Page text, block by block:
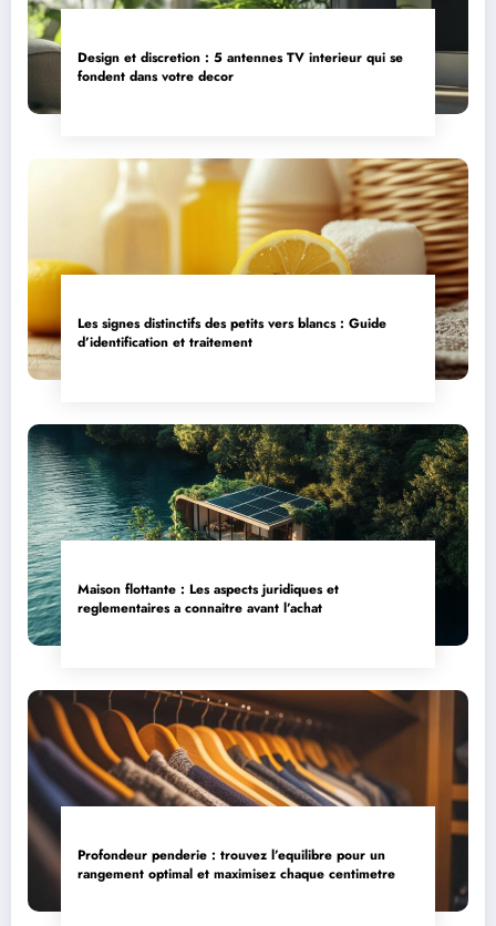
Design et discretion : 5 antennes TV interieur qui se
fondent dans votre decor
Les signes distinctifs des petits vers blancs : Guide
d’identification et traitement
Maison flottante : Les aspects juridiques et
reglementaires a connaitre avant l’achat
Profondeur penderie : trouvez l’equilibre pour un
rangement optimal et maximisez chaque centimetre